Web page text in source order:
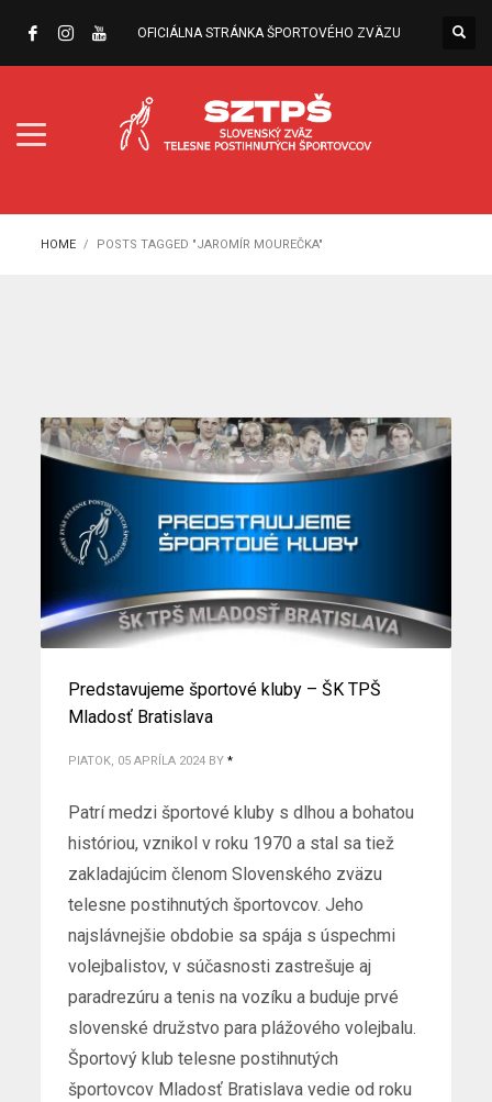
OFICIÁLNA STRÁNKA ŠPORTOVÉHO ZVÄZU
HOME POSTS TAGGED "JAROMÍR MOUREČKA"
Predstavujeme športové kluby – ŠK TPŠ
Mladosť Bratislava
PIATOK, 05 APRÍLA 2024 BY*
Patrí medzi športové kluby s dlhou a bohatou
históriou, vznikol v roku 1970 a stal sa tiež
zakladajúcim členom Slovenského zväzu
telesne postihnutých športovcov. Jeho
najslávnejšie obdobie sa spája s úspechmi
volejbalistov, v súčasnosti zastrešuje aj
paradrezúru a tenis na vozíku a buduje prvé
slovenské družstvo para plážového volejbalu.
Športový klub telesne postihnutých
športovcov Mladosť Bratislava vedie od roku